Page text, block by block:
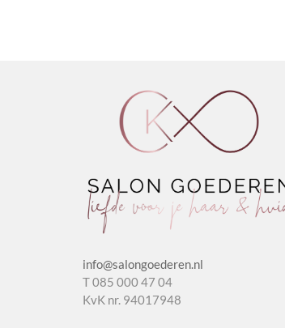
info@salongoederen.nl
T 085 000 47 04
KvK nr. 94017948